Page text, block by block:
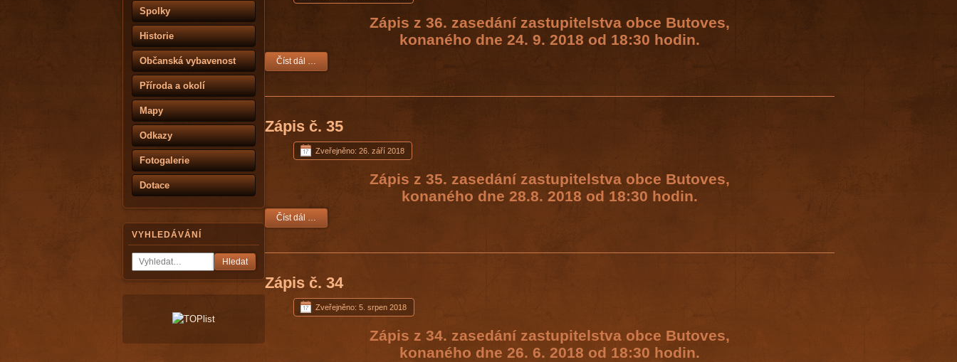
Spolky
Historie
Občanská vybavenost
Příroda a okolí
Mapy
Odkazy
Fotogalerie
Dotace
VYHLEDÁVÁNÍ
Hledat
Zápis z 36. zasedání zastupitelstva obce Butoves,
konaného dne 24. 9. 2018 od 18:30 hodin.
Číst dál …
Zápis č. 35
Zveřejněno: 26. září 2018
Zápis z 35. zasedání zastupitelstva obce Butoves,
konaného dne 28.8. 2018 od 18:30 hodin.
Číst dál …
Zápis č. 34
Zveřejněno: 5. srpen 2018
Zápis z 34. zasedání zastupitelstva obce Butoves,
konaného dne 26. 6. 2018 od 18:30 hodin.